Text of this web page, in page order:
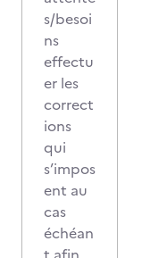
s/besoi
ns
effectu
er les
correct
ions
qui
s’impos
ent au
cas
échéan